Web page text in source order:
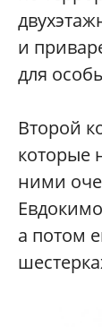
и
для
Второй
которые
ними
а потом